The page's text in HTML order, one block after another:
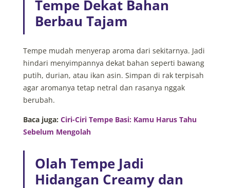
Tempe Dekat Bahan
Berbau Tajam
Tempe mudah menyerap aroma dari sekitarnya. Jadi
hindari menyimpannya dekat bahan seperti bawang
putih, durian, atau ikan asin. Simpan di rak terpisah
agar aromanya tetap netral dan rasanya nggak
berubah.
Baca juga: Ciri-Ciri Tempe Basi: Kamu Harus Tahu
Sebelum Mengolah
Olah Tempe Jadi
Hidangan Creamy dan